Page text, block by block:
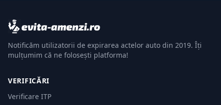
Notificăm utilizatorii de expirarea actelor auto din 2019. Îți
mulțumim că ne folosești platforma!
VERIFICĂRI
Verificare ITP